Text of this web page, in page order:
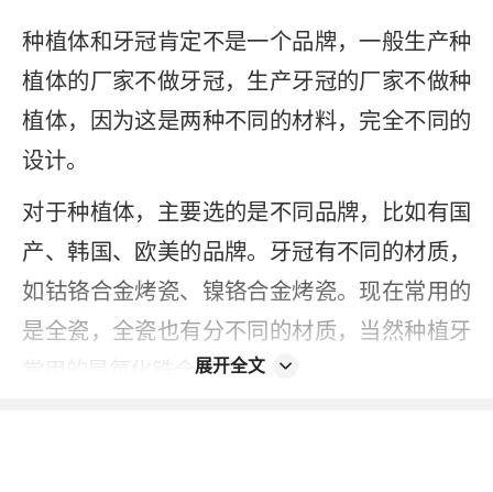
种植体和牙冠肯定不是一个品牌，一般生产种
植体的厂家不做牙冠，生产牙冠的厂家不做种
植体，因为这是两种不同的材料，完全不同的
设计。
对于种植体，主要选的是不同品牌，比如有国
产、韩国、欧美的品牌。牙冠有不同的材质，
如钴铬合金烤瓷、镍铬合金烤瓷。现在常用的
是全瓷，全瓷也有分不同的材质，当然种植牙
常用的是氧化锆全瓷冠。
展开全文